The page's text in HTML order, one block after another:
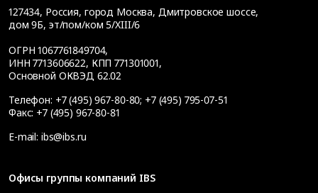
127434, Россия, город Москва, Дмитровское шоссе,
дом 9Б, эт/пом/ком 5/XIII/6
ОГРН 1067761849704,
ИНН 7713606622, КПП 771301001,
Основной ОКВЭД 62.02
Телефон: +7 (495) 967-80-80; +7 (495) 795-07-51
Факс: +7 (495) 967-80-81
E-mail: ibs@ibs.ru
Офисы группы компаний IBS